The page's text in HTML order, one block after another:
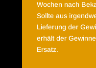
Wochen nach
Sollte aus
Lieferung der
erhält der
Ersatz.